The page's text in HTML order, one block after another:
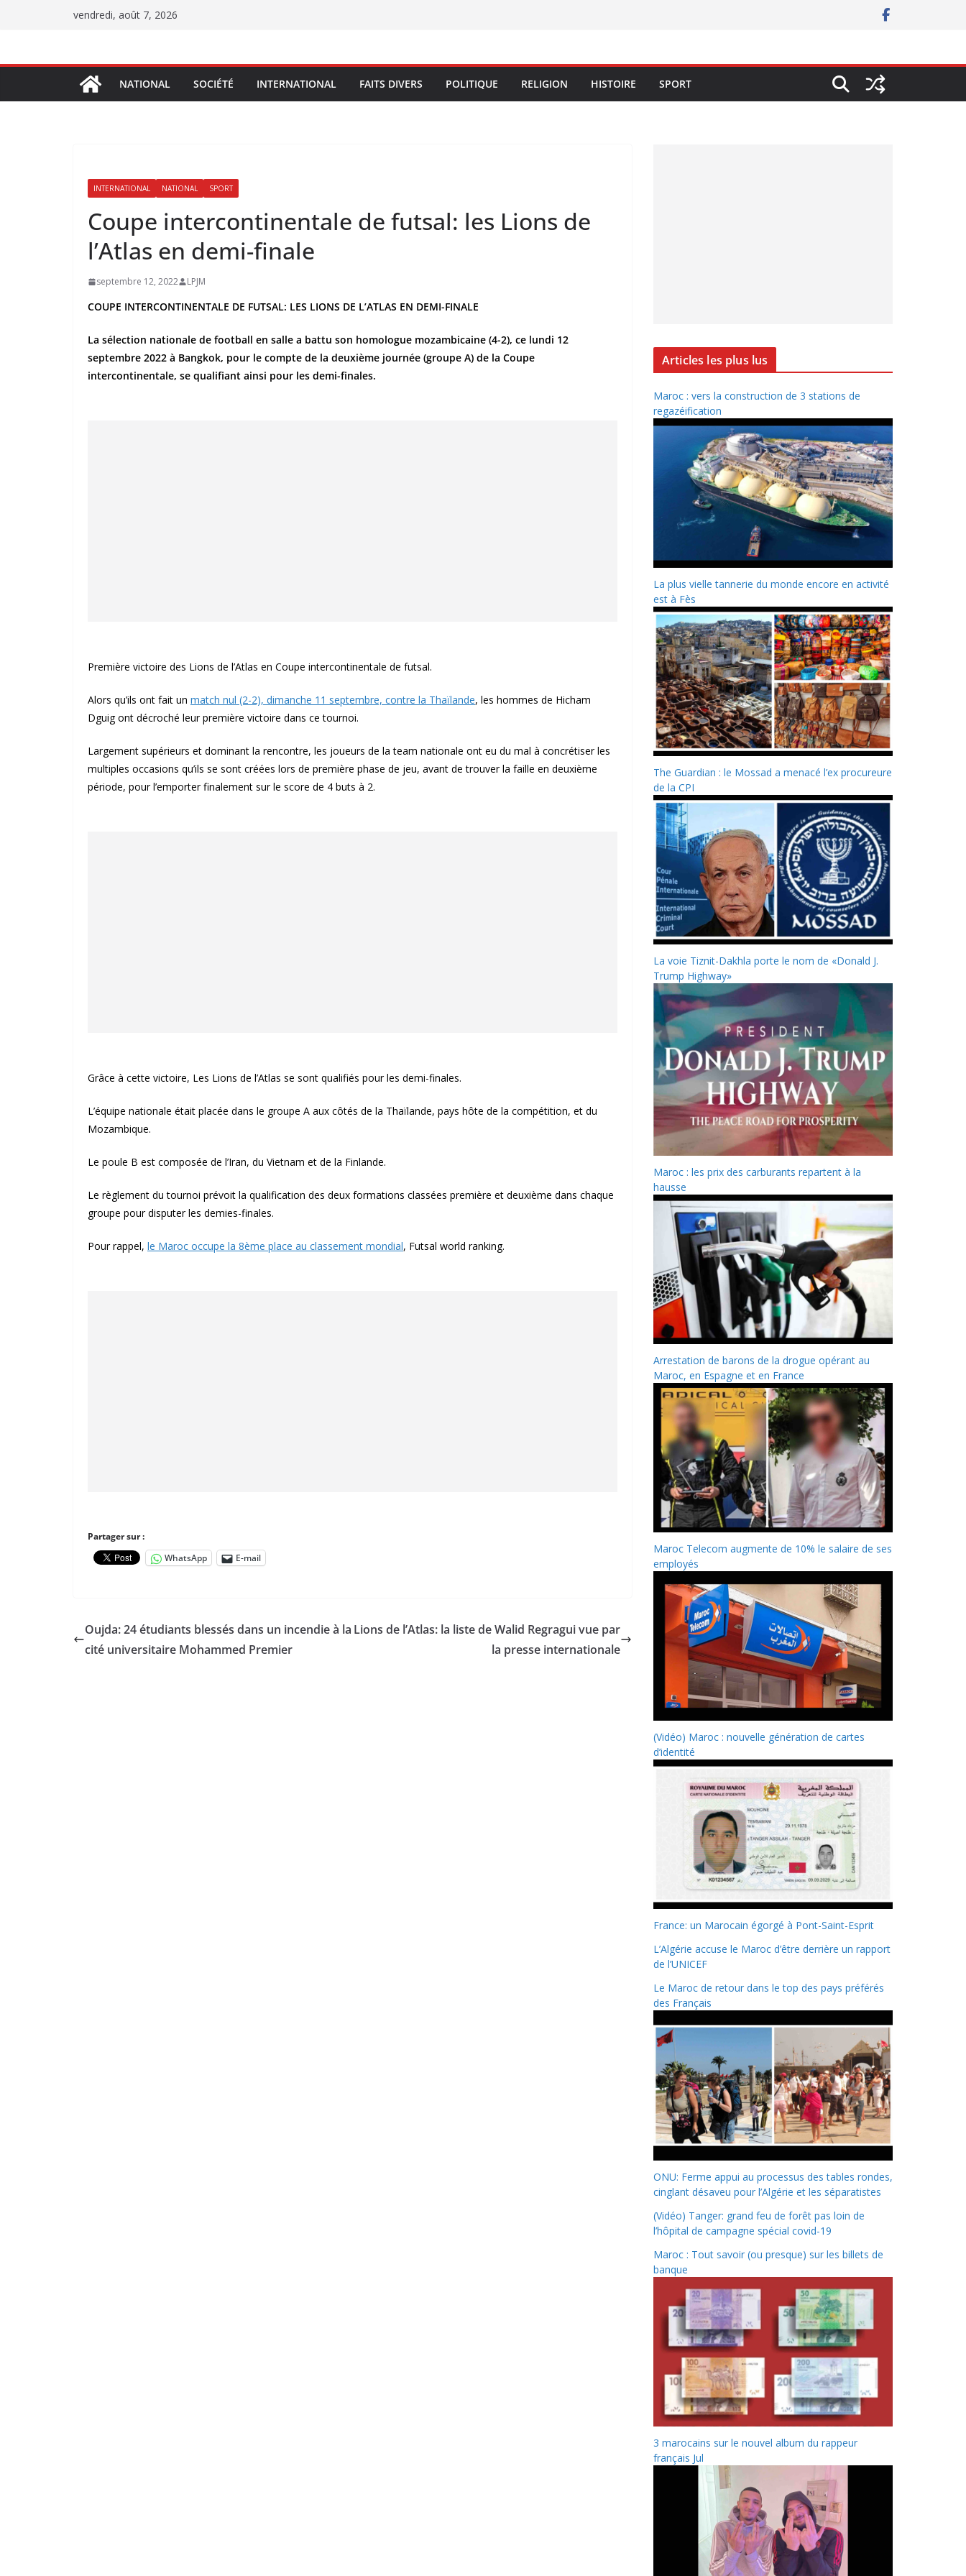
vendredi, août 7, 2026
NATIONAL SOCIÉTÉ INTERNATIONAL FAITS DIVERS POLITIQUE RELIGION HISTOIRE SPORT
INTERNATIONAL NATIONAL SPORT
Coupe intercontinentale de futsal: les Lions de
l’Atlas en demi-finale
septembre 12, 2022 LPJM
COUPE INTERCONTINENTALE DE FUTSAL: LES LIONS DE L’ATLAS EN DEMI-FINALE
La sélection nationale de football en salle a battu son homologue mozambicaine (4-2), ce lundi 12
septembre 2022 à Bangkok, pour le compte de la deuxième journée (groupe A) de la Coupe
intercontinentale, se qualifiant ainsi pour les demi-finales.
Première victoire des Lions de l’Atlas en Coupe intercontinentale de futsal.
Alors qu’ils ont fait un match nul (2-2), dimanche 11 septembre, contre la Thaïlande, les hommes de Hicham
Dguig ont décroché leur première victoire dans ce tournoi.
Largement supérieurs et dominant la rencontre, les joueurs de la team nationale ont eu du mal à concrétiser les
multiples occasions qu’ils se sont créées lors de première phase de jeu, avant de trouver la faille en deuxième
période, pour l’emporter finalement sur le score de 4 buts à 2.
Grâce à cette victoire, Les Lions de l’Atlas se sont qualifiés pour les demi-finales.
L’équipe nationale était placée dans le groupe A aux côtés de la Thaïlande, pays hôte de la compétition, et du
Mozambique.
Le poule B est composée de l’Iran, du Vietnam et de la Finlande.
Le règlement du tournoi prévoit la qualification des deux formations classées première et deuxième dans chaque
groupe pour disputer les demies-finales.
Pour rappel, le Maroc occupe la 8ème place au classement mondial, Futsal world ranking.
Partager sur :
WhatsApp
E-mail
Oujda: 24 étudiants blessés dans un incendie à la
cité universitaire Mohammed Premier
Lions de l’Atlas: la liste de Walid Regragui vue par
la presse internationale
Articles les plus lus
Maroc : vers la construction de 3 stations de
regazéification
La plus vielle tannerie du monde encore en activité
est à Fès
The Guardian : le Mossad a menacé l’ex procureure
de la CPI
La voie Tiznit-Dakhla porte le nom de «Donald J.
Trump Highway»
Maroc : les prix des carburants repartent à la
hausse
Arrestation de barons de la drogue opérant au
Maroc, en Espagne et en France
Maroc Telecom augmente de 10% le salaire de ses
employés
(Vidéo) Maroc : nouvelle génération de cartes
d’identité
France: un Marocain égorgé à Pont-Saint-Esprit
L’Algérie accuse le Maroc d’être derrière un rapport
de l’UNICEF
Le Maroc de retour dans le top des pays préférés
des Français
ONU: Ferme appui au processus des tables rondes,
cinglant désaveu pour l’Algérie et les séparatistes
(Vidéo) Tanger: grand feu de forêt pas loin de
l’hôpital de campagne spécial covid-19
Maroc : Tout savoir (ou presque) sur les billets de
banque
3 marocains sur le nouvel album du rappeur
français Jul